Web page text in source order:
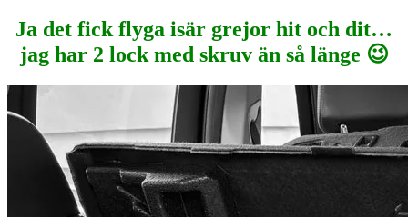
Ja det fick flyga isär grejor hit och dit…
jag har 2 lock med skruv än så länge 😉